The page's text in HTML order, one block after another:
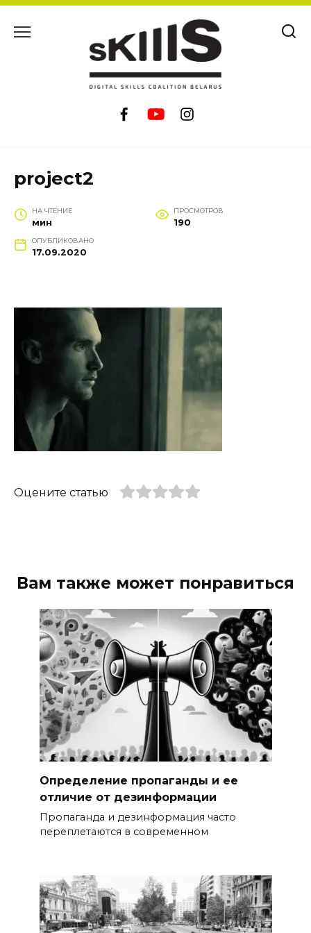
project2
НА ЧТЕНИЕ
мин
ПРОСМОТРОВ
190
ОПУБЛИКОВАНО
17.09.2020
Оцените статью
Вам также может понравиться
Определение пропаганды и ее
отличие от дезинформации
Пропаганда и дезинформация часто
переплетаются в современном